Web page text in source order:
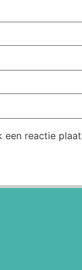
een reactie